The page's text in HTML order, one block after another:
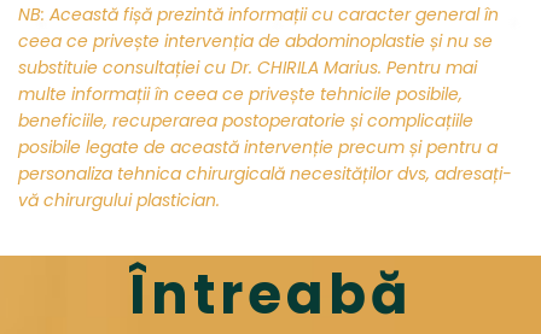
NB: Această fișă prezintă informații cu caracter general în
ceea ce privește intervenția de abdominoplastie și nu se
substituie consultației cu Dr. CHIRILA Marius. Pentru mai
multe informații în ceea ce privește tehnicile posibile,
beneficiile, recuperarea postoperatorie și complicațiile
posibile legate de această intervenție precum și pentru a
personaliza tehnica chirurgicală necesităților dvs, adresați-
vă chirurgului plastician.
Întreabă